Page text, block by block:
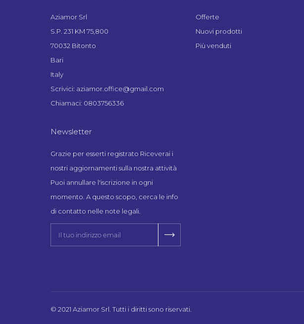
Aziamor Srl
S.P. 231 KM 75,800
70032 Bitonto
Bari
Italy
Scrivici: aziamor.office@gmail.com
Chiamaci: 0803756336
Newsletter
Grazie per esserti registrato Riceverai i
nostri aggiornamenti sulla nostra attività
Puoi annullare l'iscrizione in ogni
momento. A questo scopo, cerca le info
di contatto nelle note legali.
Offerte
Nuovi prodotti
Più venduti
© 2021 Aziamor Srl. Tutti i diritti sono riservati.